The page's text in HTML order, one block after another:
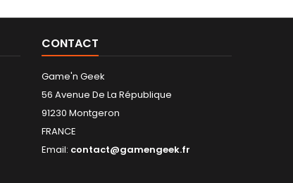
CONTACT
Game'n Geek
56 Avenue De La République
91230 Montgeron
FRANCE
Email: contact@gamengeek.fr